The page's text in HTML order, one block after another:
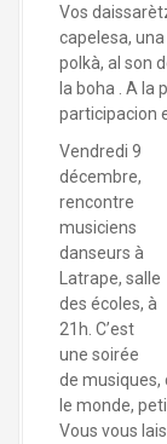
Vos
capelesa,
polkà, al son
la boha . A la
participacion
Vendredi 9
décembre,
rencontre
musiciens
danseurs à
Latrape, salle
des écoles, à
21h. C’est
une soirée
de musiques,
le monde,
Vous vous